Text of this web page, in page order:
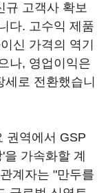
규 고객사 확보
다. 고수익 제품
신 가격의 역기
나, 영업이익은
로 전환했습니
권역에서 GSP
가속화할 계
계자는 "만두를